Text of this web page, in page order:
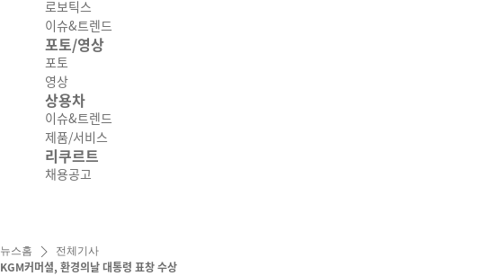
로보틱스
이슈&트렌드
포토/영상
포토
영상
상용차
이슈&트렌드
제품/서비스
리쿠르트
채용공고
뉴스홈 전체기사
KGM커머셜, 환경의날 대통령 표창 수상